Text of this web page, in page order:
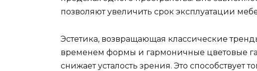
позволяют увеличить срок эксплуатации
Эстетика, возвращающая классические
временем формы и гармоничные цветовые
снижает усталость зрения. Это способствует